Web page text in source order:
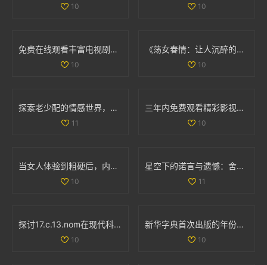
10 10
免费在线观看丰富电视剧系列汇总让你一次看个够
10
《荡女春情：让人沉醉的激情故事全线上映》
10
探索老少配的情感世界，揭示年龄差异中的爱情真谛
11
三年内免费观看精彩影视内容的全新选择与体验推荐
10
当女人体验到粗硬后，内心感受与心理转变全解析
10
星空下的诺言与遗憾：舍不得的爱与失去的瞬间
11
探讨17.c.13.nom在现代科技应用中的重要性与影响分析
10
新华字典首次出版的年份是什么时候呢 让我们一起回顾历史吧
10